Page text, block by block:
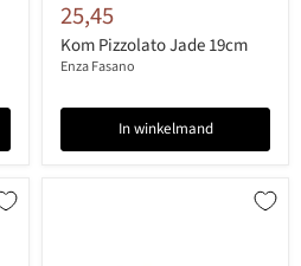
25,45
Kom Pizzolato Jade 19cm
Enza Fasano
In winkelmand